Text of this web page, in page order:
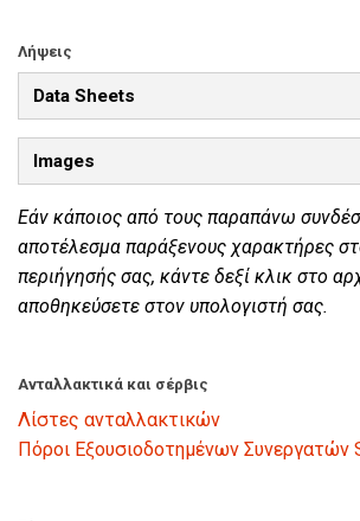
Λήψεις
Data Sheets
Images
Εάν κάποιος από τους παραπάνω
αποτέλεσμα παράξενους χαρακτήρες
περιήγησής σας, κάντε δεξί κλικ στο
αποθηκεύσετε στον υπολογιστή σας.
Ανταλλακτικά και σέρβις
Λίστες ανταλλακτικών
Πόροι Εξουσιοδοτημένων Συνεργατών